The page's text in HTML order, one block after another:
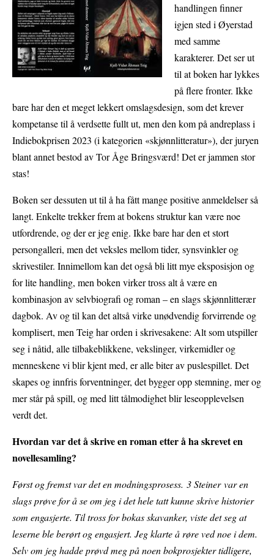
handlingen finner
igjen sted i Øyerstad
med samme
karakterer. Det ser ut
til at boken har lykkes
på flere fronter. Ikke
bare har den et meget lekkert omslagsdesign, som det krever
kompetanse til å verdsette fullt ut, men den kom på andreplass i
Indiebokprisen 2023 (i kategorien «skjønnlitteratur»), der juryen
blant annet bestod av Tor Åge Bringsværd! Det er jammen stor
stas!
Boken ser dessuten ut til å ha fått mange positive anmeldelser så
langt. Enkelte trekker frem at bokens struktur kan være noe
utfordrende, og der er jeg enig. Ikke bare har den et stort
persongalleri, men det veksles mellom tider, synsvinkler og
skrivestiler. Innimellom kan det også bli litt mye eksposisjon og
for lite handling, men boken virker tross alt å være en
kombinasjon av selvbiografi og roman – en slags skjønnlitterær
dagbok. Av og til kan det altså virke unødvendig forvirrende og
komplisert, men Teig har orden i skrivesakene: Alt som utspiller
seg i nåtid, alle tilbakeblikkene, vekslinger, virkemidler og
menneskene vi blir kjent med, er alle biter av puslespillet. Det
skapes og innfris forventninger, det bygger opp stemning, mer og
mer står på spill, og med litt tålmodighet blir leseopplevelsen
verdt det.
Hvordan var det å skrive en roman etter å ha skrevet en
novellesamling?
Først og fremst var det en modningsprosess. 3 Steiner var en
slags prøve for å se om jeg i det hele tatt kunne skrive historier
som engasjerte. Til tross for bokas skavanker, viste det seg at
leserne ble berørt og engasjert. Jeg klarte å røre ved noe i dem.
Selv om jeg hadde prøvd meg på noen bokprosjekter tidligere,